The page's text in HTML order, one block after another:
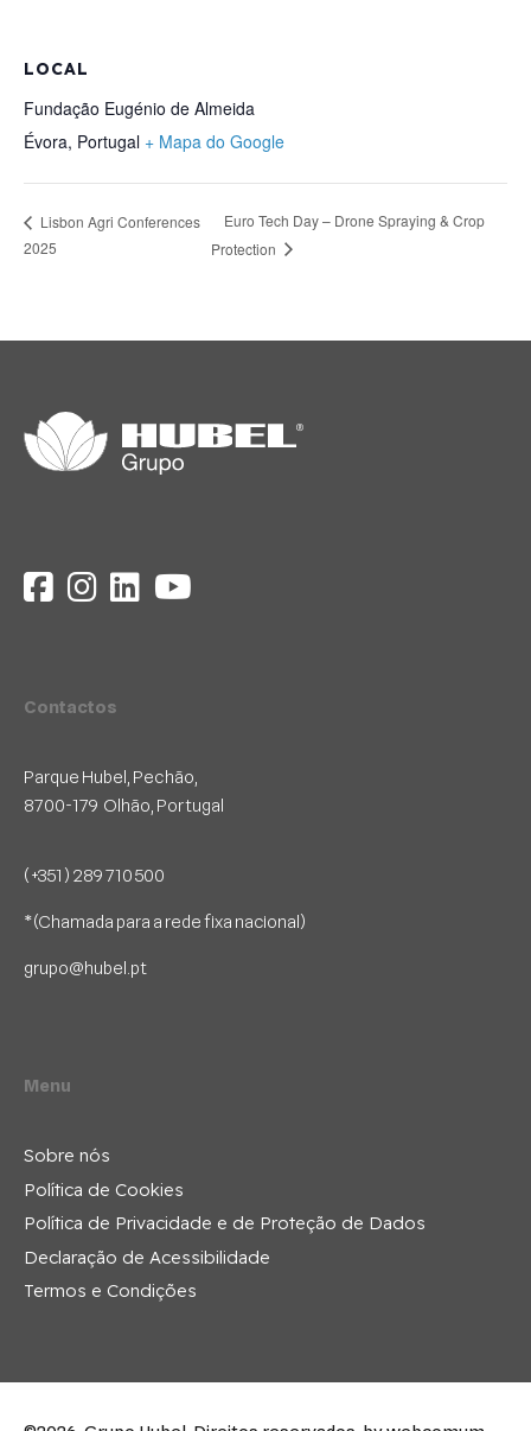
LOCAL
Fundação Eugénio de Almeida
Évora, Portugal + Mapa do Google
Lisbon Agri Conferences
2025
Euro Tech Day – Drone Spraying & Crop
Protection
Contactos
Parque Hubel, Pechão,
8700-179 Olhão, Portugal
(+351) 289 710 500
*(Chamada para a rede fixa nacional)
grupo@hubel.pt
Menu
Sobre nós
Política de Cookies
Política de Privacidade e de Proteção de Dados
Declaração de Acessibilidade
Termos e Condições